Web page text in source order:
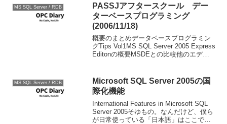
MS SQL Server / RDB
PASSJアフタースクール デー
ターベースプログラミング
(2006/11/18)
概要のまとめデータベースプログラミン
グTips Vol1MS SQL Server 2005 Express
Editonの概要MSDEとの比較他のエディ
MS...
MS SQL Server / RDB
Microsoft SQL Server 2005の国
際化機能
International Features in Microsoft SQL
Server 2005そゆもの。なんだけど、僕ら
が日常使っている「日本語」はここでい